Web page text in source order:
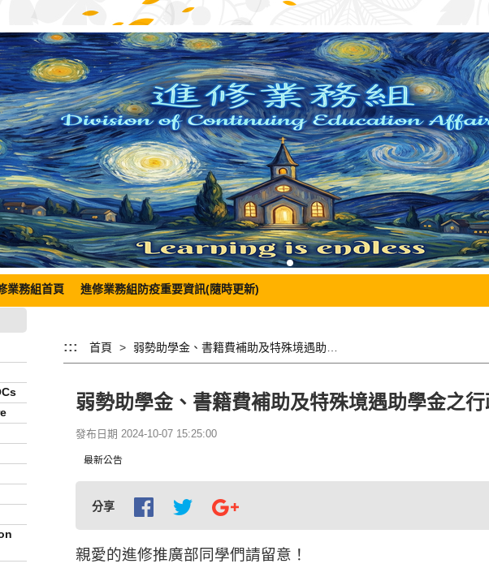
業務組首頁 進修業務組防疫重要資訊(隨時更新)
::: 首頁
弱勢助學金、書籍費補助及特殊境遇助學金之
發布日期 2024-10-07 15:25:00
最新公告
分享
親愛的進修推廣部同學們請留意！